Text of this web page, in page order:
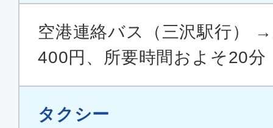
空港連絡バス（三沢駅行）
400円、所要時間およそ20分
タクシー